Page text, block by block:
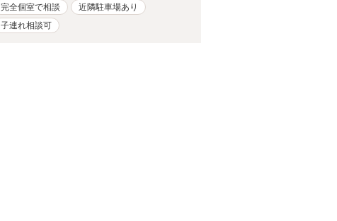
完全個室で相談
近隣駐車場あり
子連れ相談可